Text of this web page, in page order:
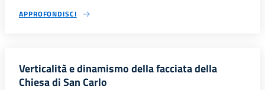
APPROFONDISCI
Verticalità e dinamismo della facciata della
Chiesa di San Carlo